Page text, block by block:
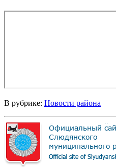
В рубрике: Новости района